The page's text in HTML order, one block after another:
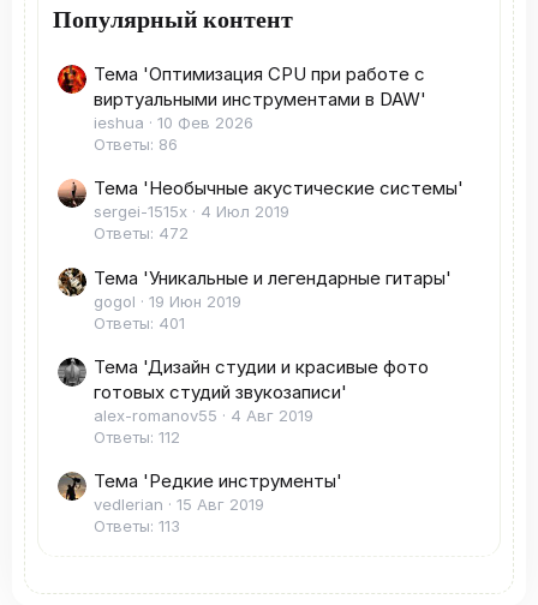
Популярный контент
Тема 'Оптимизация CPU при работе с
виртуальными инструментами в DAW'
ieshua
10 Фев 2026
Ответы: 86
Тема 'Необычные акустические системы'
sergei-1515x
4 Июл 2019
Ответы: 472
Тема 'Уникальные и легендарные гитары'
gogol
19 Июн 2019
Ответы: 401
Тема 'Дизайн студии и красивые фото
готовых студий звукозаписи'
alex-romanov55
4 Авг 2019
Ответы: 112
Тема 'Редкие инструменты'
vedlerian
15 Авг 2019
Ответы: 113